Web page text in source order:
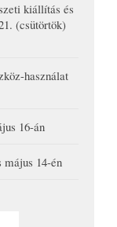
kiállítás és
(csütörtök)
használat
16-án
14-én